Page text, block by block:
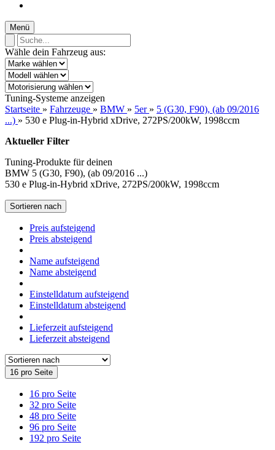
Menü
Wähle dein Fahrzeug aus:
Tuning-Systeme anzeigen
Startseite » Fahrzeuge » BMW » 5er » 5 (G30, F90), (ab 09/2016
...) » 530 e Plug-in-Hybrid xDrive, 272PS/200kW, 1998ccm
Aktueller Filter
Tuning-Produkte für deinen
BMW 5 (G30, F90), (ab 09/2016 ...)
530 e Plug-in-Hybrid xDrive, 272PS/200kW, 1998ccm
Sortieren nach
Preis aufsteigend
Preis absteigend
Name aufsteigend
Name absteigend
Einstelldatum aufsteigend
Einstelldatum absteigend
Lieferzeit aufsteigend
Lieferzeit absteigend
16 pro Seite
16 pro Seite
32 pro Seite
48 pro Seite
96 pro Seite
192 pro Seite